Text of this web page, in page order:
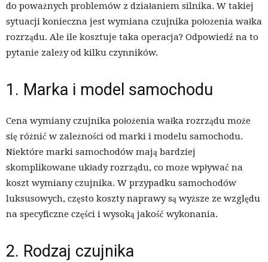
do poważnych problemów z działaniem silnika. W takiej
sytuacji konieczna jest wymiana czujnika położenia wałka
rozrządu. Ale ile kosztuje taka operacja? Odpowiedź na to
pytanie zależy od kilku czynników.
1. Marka i model samochodu
Cena wymiany czujnika położenia wałka rozrządu może
się różnić w zależności od marki i modelu samochodu.
Niektóre marki samochodów mają bardziej
skomplikowane układy rozrządu, co może wpływać na
koszt wymiany czujnika. W przypadku samochodów
luksusowych, często koszty naprawy są wyższe ze względu
na specyficzne części i wysoką jakość wykonania.
2. Rodzaj czujnika